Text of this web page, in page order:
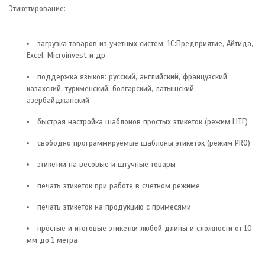
Этикетирование:
загрузка товаров из учетных систем: 1С:Предприятие, Айтида,
Excel, Microinvest и др.
поддержка языков: русский, английский, французский,
казахский, туркменский, болгарский, латышский,
азербайджанский
быстрая настройка шаблонов простых этикеток (режим LITE)
свободно программируемые шаблоны этикеток (режим PRO)
этикетки на весовые и штучные товары
печать этикеток при работе в счетном режиме
печать этикеток на продукцию с примесями
простые и итоговые этикетки любой длины и сложности от 10
мм до 1 метра